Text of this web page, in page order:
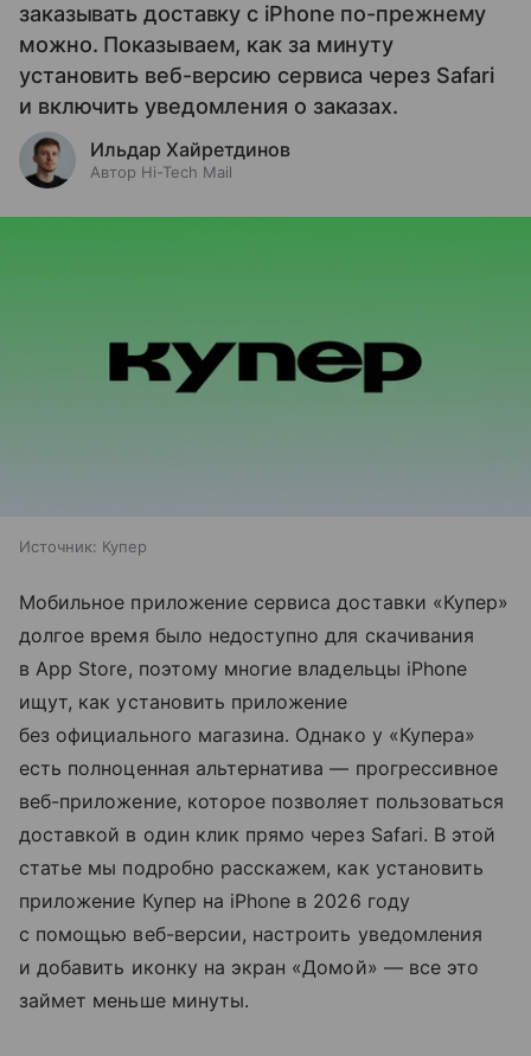
заказывать доставку с iPhone по-прежнему
можно. Показываем, как за минуту
установить веб-версию сервиса через Safari
и включить уведомления о заказах.
Ильдар Хайретдинов
Автор Hi-Tech Mail
Источник: Купер
Мобильное приложение сервиса доставки «Купер»
долгое время было недоступно для скачивания
в App Store, поэтому многие владельцы iPhone
ищут, как установить приложение
без официального магазина. Однако у «Купера»
есть полноценная альтернатива — прогрессивное
веб-приложение, которое позволяет пользоваться
доставкой в один клик прямо через Safari. В этой
статье мы подробно расскажем, как установить
приложение Купер на iPhone в 2026 году
с помощью веб-версии, настроить уведомления
и добавить иконку на экран «Домой» — все это
займет меньше минуты.